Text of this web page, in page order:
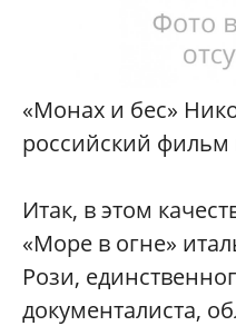
«Монах и бес»
российский
Итак, в этом
«Море в огне»
Рози,
документалиста,